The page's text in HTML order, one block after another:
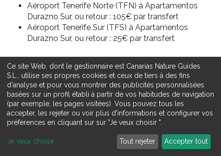
Itinéraire Questions Avis Reserver
Aéroport Tenerife Norte (TFN) à Apartamentos
Durazno Sur, ou retour : 105€ par transfert
Aéroport Tenerife Sur (TFS) à Apartamentos
Durazno Sur, ou retour : 25€ par transfert
Réserver
Remplir le Formulaire de Réservation
Ce site Web, dont le gestionnaire est Canarias Nature Guides
S.L., utilise ses propres cookies et ceux de tiers à des fins
d'analyse et pour vous montrer des publicités personnalisées
basées sur un profil établi à partir de vos habitudes de navigation
(par exemple, les pages visitées). Vous pouvez tous les
accepter, les rejeter ou voir plus d'informations et configurer vos
préférences en cliquant sur sur "Je veux choisir ".
Je veux choisir Tout rejeter Accepter tout